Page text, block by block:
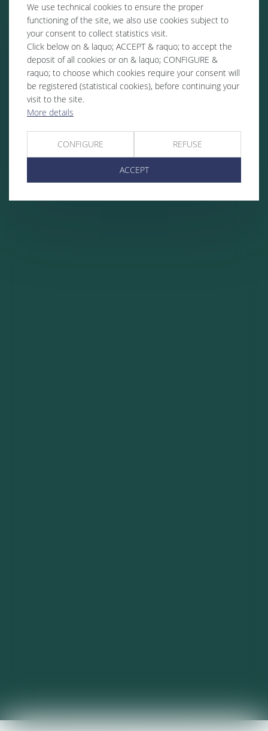
We use technical cookies to ensure the proper
functioning of the site, we also use cookies subject to
your consent to collect statistics visit.
Click below on & laquo; ACCEPT & raquo; to accept the
deposit of all cookies or on & laquo; CONFIGURE &
raquo; to choose which cookies require your consent will
be registered (statistical cookies), before continuing your
visit to the site.
More details
CONFIGURE REFUSE
ACCEPT